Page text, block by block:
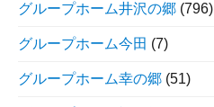
グループホーム井沢の郷 (796)
グループホーム今田 (7)
グループホーム幸の郷 (51)